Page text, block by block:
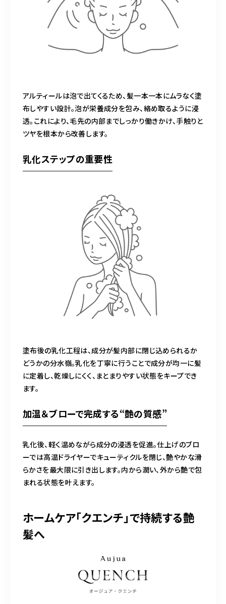
アルティールは泡で出てくるため、髪一本一本にムラなく塗
布しやすい設計。泡が栄養成分を包み、絡め取るように浸
透。これにより、毛先の内部までしっかり働きかけ、手触りと
ツヤを根本から改善します。
乳化ステップの重要性
塗布後の乳化工程は、成分が髪内部に閉じ込められるか
どうかの分水嶺。乳化を丁寧に行うことで成分が均一に髪
に定着し、乾燥しにくく、まとまりやすい状態をキープでき
ます。
加温＆ブローで完成する“艶の質感”
乳化後、軽く温めながら成分の浸透を促進。仕上げのブロ
ーでは高温ドライヤーでキューティクルを閉じ、艶やかな滑
らかさを最大限に引き出します。内から潤い、外から艶で包
まれる状態を叶えます。
ホームケア「クエンチ」で持続する艶
髪へ